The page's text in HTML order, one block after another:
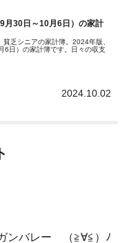
月30日～10月6日）の家計
乏シニアの家計簿。2024年版、
6日）の家計簿です。日々の収支
2024.10.02
ンバレー （≧∀≦）ﾉ